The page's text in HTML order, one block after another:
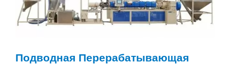
Подводная Перерабатывающая